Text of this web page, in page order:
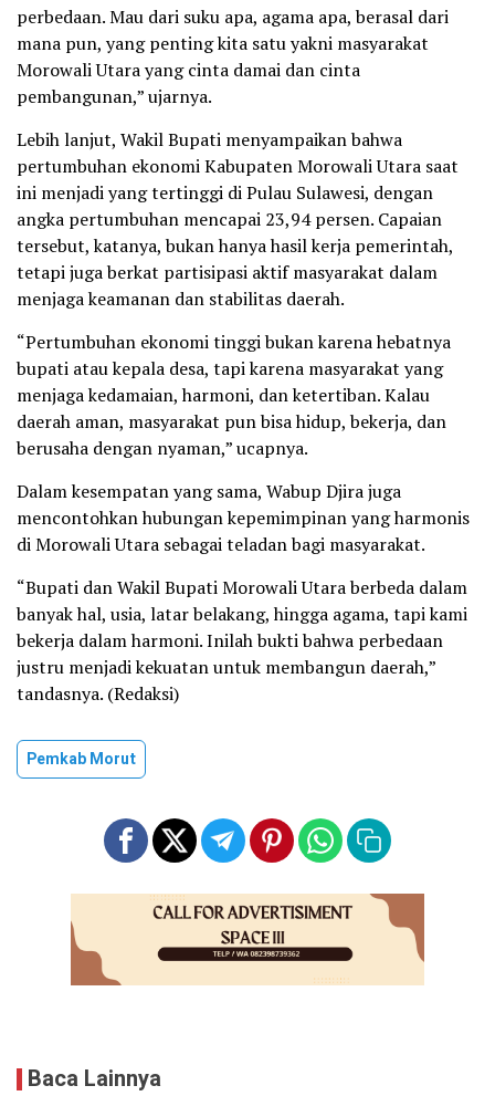
perbedaan. Mau dari suku apa, agama apa, berasal dari
mana pun, yang penting kita satu yakni masyarakat
Morowali Utara yang cinta damai dan cinta
pembangunan,” ujarnya.
Lebih lanjut, Wakil Bupati menyampaikan bahwa
pertumbuhan ekonomi Kabupaten Morowali Utara saat
ini menjadi yang tertinggi di Pulau Sulawesi, dengan
angka pertumbuhan mencapai 23,94 persen. Capaian
tersebut, katanya, bukan hanya hasil kerja pemerintah,
tetapi juga berkat partisipasi aktif masyarakat dalam
menjaga keamanan dan stabilitas daerah.
“Pertumbuhan ekonomi tinggi bukan karena hebatnya
bupati atau kepala desa, tapi karena masyarakat yang
menjaga kedamaian, harmoni, dan ketertiban. Kalau
daerah aman, masyarakat pun bisa hidup, bekerja, dan
berusaha dengan nyaman,” ucapnya.
Dalam kesempatan yang sama, Wabup Djira juga
mencontohkan hubungan kepemimpinan yang harmonis
di Morowali Utara sebagai teladan bagi masyarakat.
“Bupati dan Wakil Bupati Morowali Utara berbeda dalam
banyak hal, usia, latar belakang, hingga agama, tapi kami
bekerja dalam harmoni. Inilah bukti bahwa perbedaan
justru menjadi kekuatan untuk membangun daerah,”
tandasnya. (Redaksi)
Pemkab Morut
Baca Lainnya